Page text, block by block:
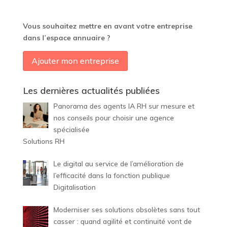
Vous souhaitez mettre en avant votre entreprise
dans l’espace annuaire ?
Ajouter mon entreprise
Les dernières actualités publiées
Panorama des agents IA RH sur mesure et
nos conseils pour choisir une agence
spécialisée
Solutions RH
Le digital au service de l’amélioration de
l’efficacité dans la fonction publique
Digitalisation
Moderniser ses solutions obsolètes sans tout
casser : quand agilité et continuité vont de